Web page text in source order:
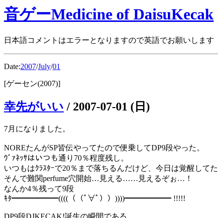
音ゲーMedicine of DaisuKecak
日本語コメントはエラーとなりますので英語でお願いします
Date:2007/July/01
[ゲーセン(2007)]
幸先がいい / 2007-07-01 (日)
7月になりました。
NOREたんがSP皆伝やってたので便乗してDP9段やった。
ｳﾞｧﾈｯｻはいつも通り70％程度残し。
いつもはｸﾗｽﾀｰで20％まで落ちるんだけど、今日は覚醒して
そんで難関perfume穴開始…見える……見えるぞぉ…！
なんか4％残って9段
ｷﾀ━━━━━━((((（（ﾟ∀ﾟ））))))━━━━━━ !!!!!